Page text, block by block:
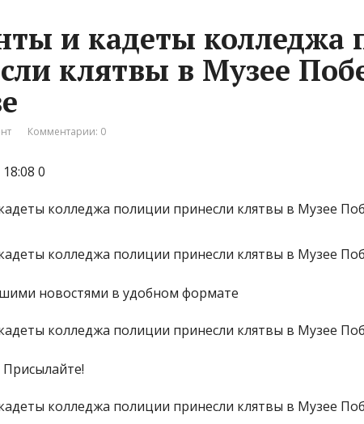
и кадеты колледжа
клятвы в Музее
Комментарии: 0
0
новостями в удобном формате
Присылайте!